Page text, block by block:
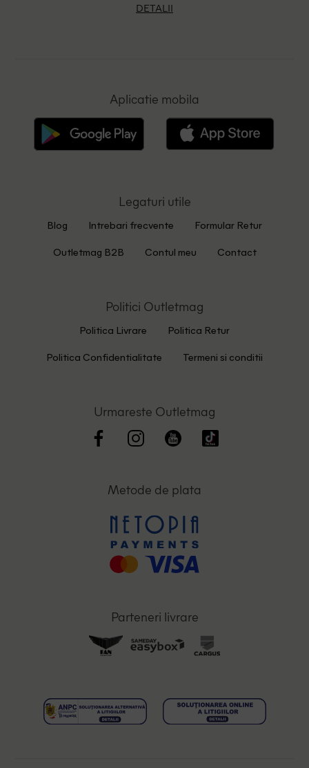
DETALII
Aplicatie mobila
Legaturi utile
Blog Intrebari frecvente Formular Retur
Outletmag B2B Contul meu Contact
Politici Outletmag
Politica Livrare Politica Retur
Politica Confidentialitate Termeni si conditii
Urmareste Outletmag
Metode de plata
Parteneri livrare